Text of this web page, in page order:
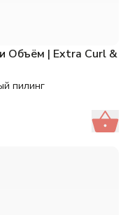
Объём | Extra Curl &
пилинг